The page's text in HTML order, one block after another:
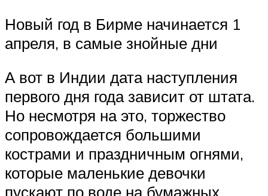
Новый год в Бирме начинается 1
апреля, в самые знойные дни
А вот в Индии дата наступления
первого дня года зависит от штата.
Но несмотря на это, торжество
сопровождается большими
кострами и праздничным огнями,
которые маленькие девочки
пускают по воде на бумажных